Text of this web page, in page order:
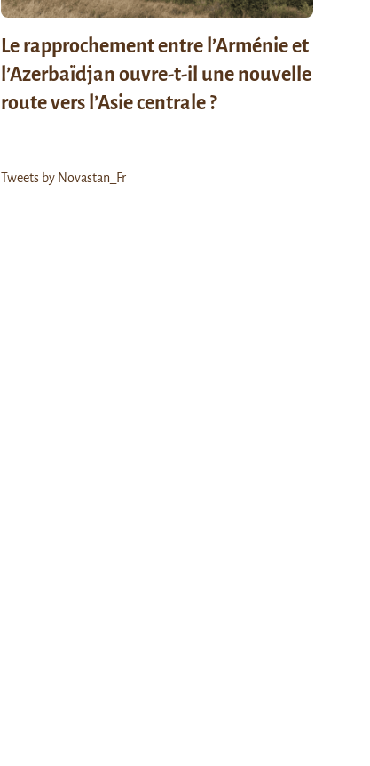
Le rapprochement entre l’Arménie et
l’Azerbaïdjan ouvre-t-il une nouvelle
route vers l’Asie centrale ?
Tweets by Novastan_Fr